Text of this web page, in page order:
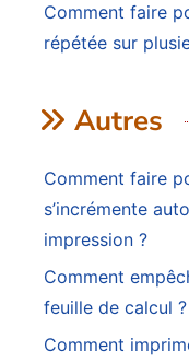
Comment faire
répétée sur
Autres
Comment faire
s’incrémente
impression ?
Comment
feuille de calcul ?
Comment